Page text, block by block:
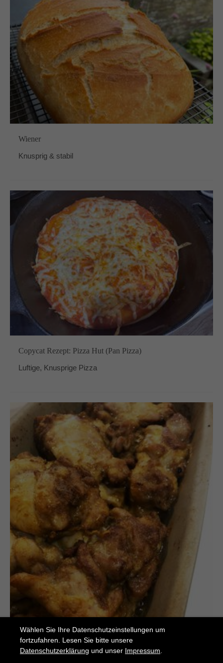
Wiener
Knusprig & stabil
Copycat Rezept: Pizza Hut (Pan Pizza)
Luftige, Knusprige Pizza
Wählen Sie Ihre Datenschutzeinstellungen um
fortzufahren. Lesen Sie bitte unsere
Datenschutzerklärung und unser Impressum.